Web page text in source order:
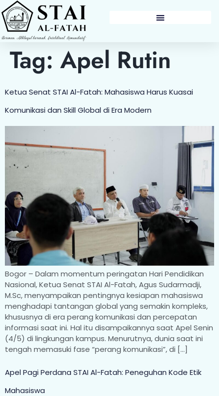
Tag: Apel Rutin
Ketua Senat STAI Al-Fatah: Mahasiswa Harus Kuasai
Komunikasi dan Skill Global di Era Modern
Bogor – Dalam momentum peringatan Hari Pendidikan
Nasional, Ketua Senat STAI Al-Fatah, Agus Sudarmadji,
M.Sc, menyampaikan pentingnya kesiapan mahasiswa
menghadapi tantangan global yang semakin kompleks,
khususnya di era perang komunikasi dan percepatan
informasi saat ini. Hal itu disampaikannya saat Apel Senin
(4/5) di lingkungan kampus. Menurutnya, dunia saat ini
tengah memasuki fase “perang komunikasi”, di […]
Apel Pagi Perdana STAI Al-Fatah: Peneguhan Kode Etik
Mahasiswa